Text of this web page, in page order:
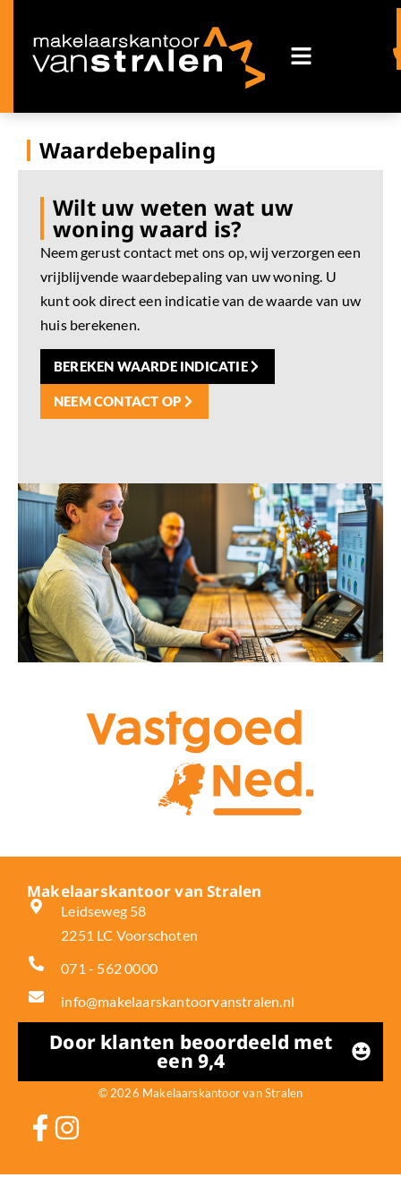
Waardebepaling
Wilt uw weten wat uw
woning waard is?
Neem gerust contact met ons op, wij verzorgen een
vrijblijvende waardebepaling van uw woning. U
kunt ook direct een indicatie van de waarde van uw
huis berekenen.
BEREKEN WAARDE INDICATIE
NEEM CONTACT OP
Makelaarskantoor van Stralen
Leidseweg 58
2251 LC Voorschoten
071 - 562 0000
info@makelaarskantoorvanstralen.nl
Door klanten beoordeeld met
een 9,4
© 2026 Makelaarskantoor van Stralen